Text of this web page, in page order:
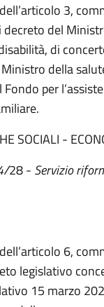
3,
del
di
della
per
SOCIALI -
28 - Servizio
6,
legislativo
15 marzo